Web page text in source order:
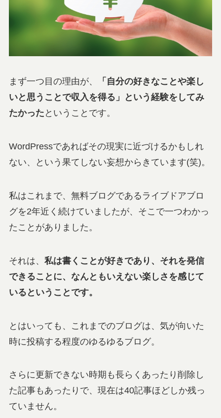
まず一つ目の理由が、 「 自分の好きなことや楽し
いと思うこ とで収入を得る」という経験をしてみ
たかった ということです。
WordPressであればその現実に近づけるかもしれ
ない、という果てしない妄想からきています(笑)。
私はこれまで、無料ブログであるライブドアブロ
グを2年近く続けていましたが、そこで一つわかっ
たことがありました。
それは、 私は書くことが好きであり、それを発信
できることに、なんともいえない楽しさを感じて
いるということです。
とはいっても、これまでのブログは、気が向いた
時に投稿する程度のゆるゆるブログ。
さらに更新できない時期も長らくあったり削除し
た記事もあったりで、現在は40記事ほどしか残っ
ていません。